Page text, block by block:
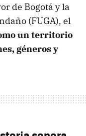
de Bogotá y la
(FUGA), el
un territorio
géneros y